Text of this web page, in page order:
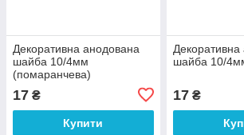
Декоративна анодована
шайба 10/4мм
(помаранчева)
17 ₴
Купити
шайба 10/
17₴